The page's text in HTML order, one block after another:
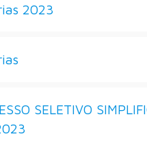
2023
SELETIVO